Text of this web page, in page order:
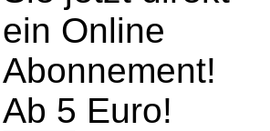
ein Online
Abonnement!
Ab 5 Euro!